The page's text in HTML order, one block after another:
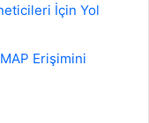
İçin Yol
Erişimini